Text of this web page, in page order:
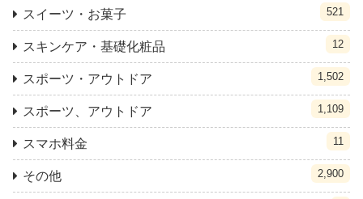
スイーツ・お菓子 521
スキンケア・基礎化粧品 12
スポーツ・アウトドア 1,502
スポーツ、アウトドア 1,109
スマホ料金 11
その他 2,900